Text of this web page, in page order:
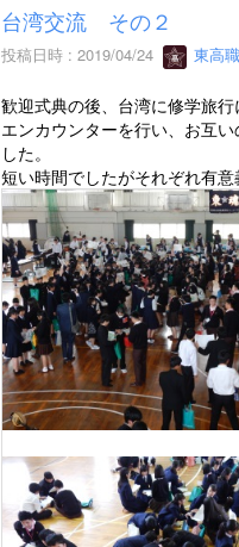
台湾交流 その２
投稿日時 : 2019/04/24 東高
歓迎式典の後、台湾に修学旅
エンカウンターを行い、お互
した。
短い時間でしたがそれぞれ有